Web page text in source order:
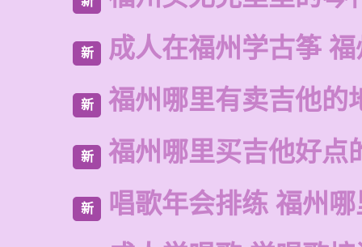
新 成人在福州学古筝
新 福州哪里有卖吉他的
新 福州哪里买吉他好点
新 唱歌年会排练 福州